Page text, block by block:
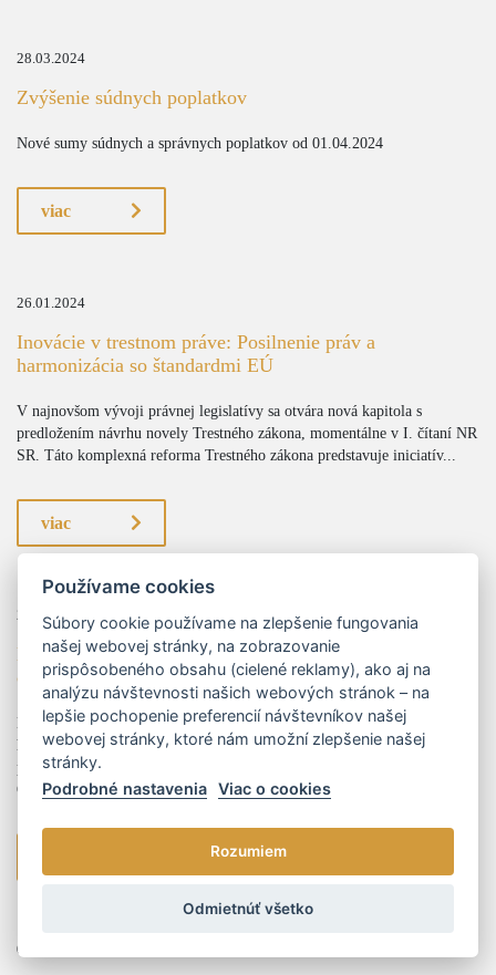
28.03.2024
Zvýšenie súdnych poplatkov
Nové sumy súdnych a správnych poplatkov od 01.04.2024
viac
26.01.2024
Inovácie v trestnom práve: Posilnenie práv a
harmonizácia so štandardmi EÚ
V najnovšom vývoji právnej legislatívy sa otvára nová kapitola s
predložením návrhu novely Trestného zákona, momentálne v I. čítaní NR
SR. Táto komplexná reforma Trestného zákona predstavuje iniciatív...
viac
29.11.2023 Mgr. Peter Marenčák
Kategorizácia zdravotníckych pomôcok bez referenčných
cien z EÚ
K tomu, aby bola zdravotnícka pomôcka na Slovensku štandardne
hradená zdravotnými poisťovňami, je potrebné, aby úspešne prešla
procesom kategorizácie a bola zaradená do tzv. kategorizačného zoznamu.
O...
01.01.2024
Používame cookies
Súbory cookie používame na zlepšenie fungovania
našej webovej stránky, na zobrazovanie
prispôsobeného obsahu (cielené reklamy), ako aj na
analýzu návštevnosti našich webových stránok – na
lepšie pochopenie preferencií návštevníkov našej
webovej stránky, ktoré nám umožní zlepšenie našej
stránky.
Podrobné nastavenia
Viac o cookies
Rozumiem
Odmietnúť všetko